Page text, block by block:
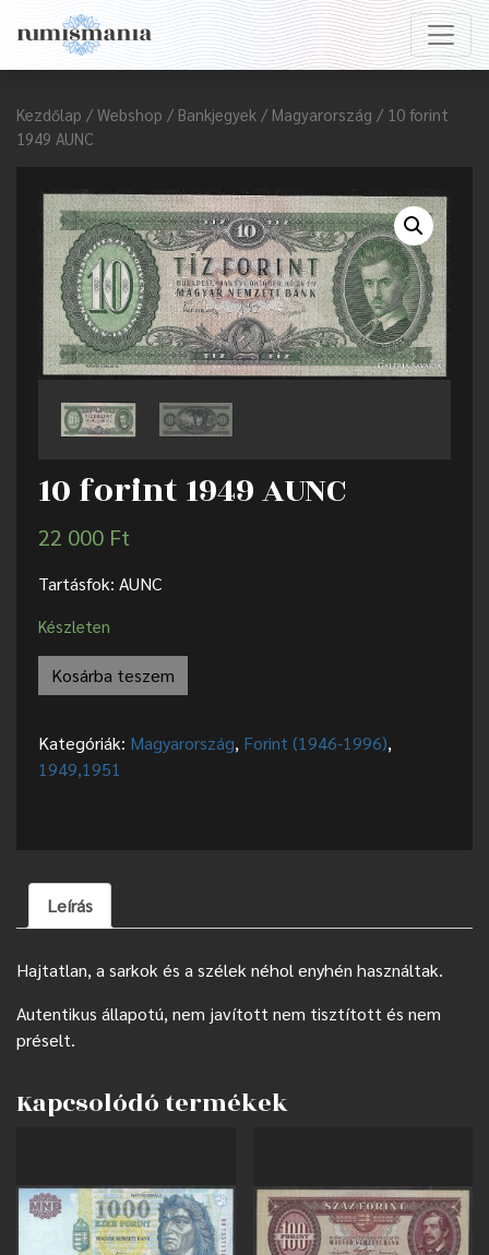
Kezdőlap / Webshop / Bankjegyek / Magyarország / 10 forint
1949 AUNC
10 forint 1949 AUNC
22 000 Ft
Tartásfok: AUNC
Készleten
Kosárba teszem
Kategóriák: Magyarország, Forint (1946-1996),
1949,1951
Leírás
Hajtatlan, a sarkok és a szélek néhol enyhén használtak.
Autentikus állapotú, nem javított nem tisztított és nem
préselt.
Kapcsolódó termékek